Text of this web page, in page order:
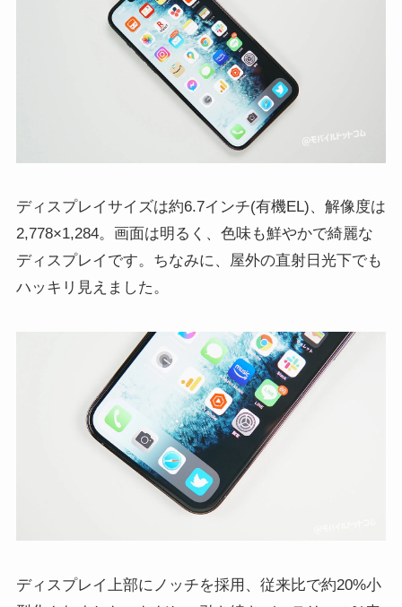
ディスプレイサイズは約6.7インチ(有機EL)、解像度は
2,778×1,284。画面は明るく、色味も鮮やかで綺麗な
ディスプレイです。ちなみに、屋外の直射日光下でも
ハッキリ見えました。
ディスプレイ上部にノッチを採用、従来比で約20%小